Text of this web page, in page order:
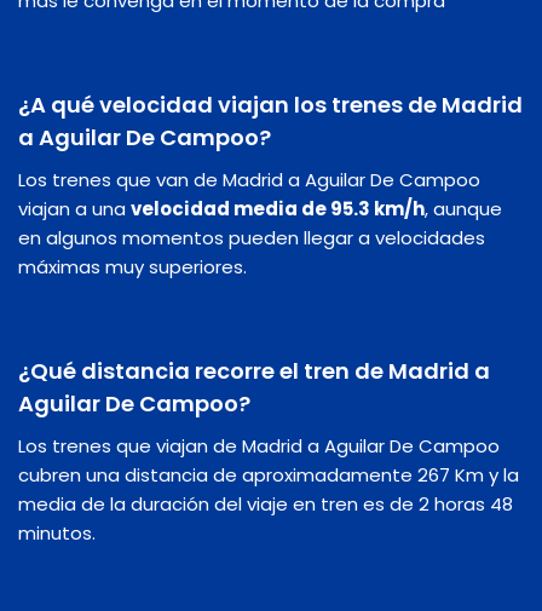
¿A qué velocidad viajan los trenes de Madrid
a Aguilar De Campoo?
Los trenes que van de Madrid a Aguilar De Campoo
viajan a unavelocidad media de 95.3 km/h, aunque
en algunos momentos pueden llegar a velocidades
máximas muy superiores.
¿Qué distancia recorre el tren de Madrid a
Aguilar De Campoo?
Los trenes que viajan de Madrid a Aguilar De Campoo
cubren una distancia de aproximadamente 267 Km y la
media de la duración del viaje en tren es de 2 horas 48
minutos.